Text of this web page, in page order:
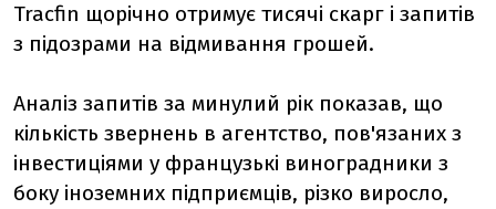
Tracfin щорічно отримує тисячі скарг і запитів
з підозрами на відмивання грошей.
Аналіз запитів за минулий рік показав, що
кількість звернень в агентство, пов'язаних з
інвестиціями у французькі виноградники з
боку іноземних підприємців, різко виросло,